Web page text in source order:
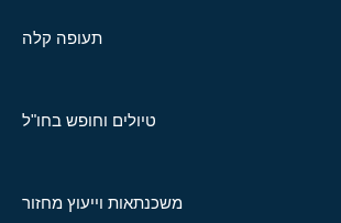
תעופה קלה
טיולים וחופש בחו"ל
משכנתאות וייעוץ מחזור